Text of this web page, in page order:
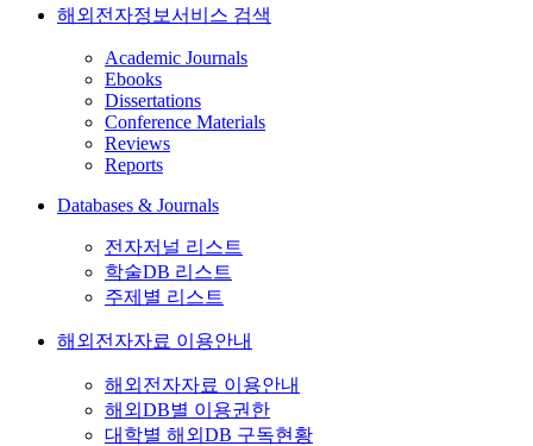
해외전자정보서비스 검색
Academic Journals
Ebooks
Dissertations
Conference Materials
Reviews
Reports
Databases & Journals
전자저널 리스트
학술DB 리스트
주제별 리스트
해외전자자료 이용안내
해외전자자료 이용안내
해외DB별 이용권한
대학별 해외DB 구독현황